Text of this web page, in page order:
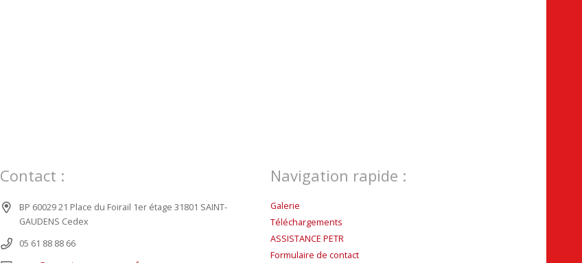
Contact :
BP 60029 21 Place du Foirail 1er étage 31801 SAINT-
GAUDENS Cedex
05 61 88 88 66
Navigation rapide :
Galerie
Téléchargements
ASSISTANCE PETR
Formulaire de contact